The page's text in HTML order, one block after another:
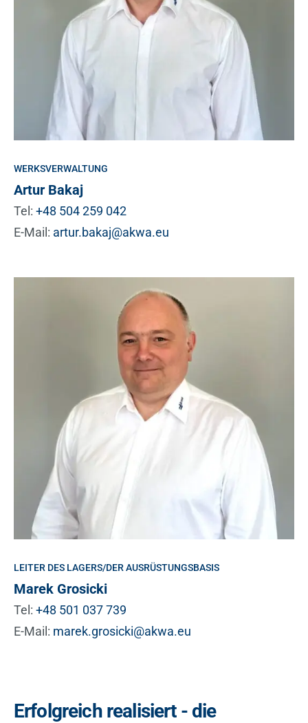
WERKSVERWALTUNG
Artur Bakaj
Tel: +48 504 259 042
E-Mail: artur.bakaj@akwa.eu
LEITER DES LAGERS/DER AUSRÜSTUNGSBASIS
Marek Grosicki
Tel: +48 501 037 739
E-Mail: marek.grosicki@akwa.eu
Erfolgreich realisiert - die